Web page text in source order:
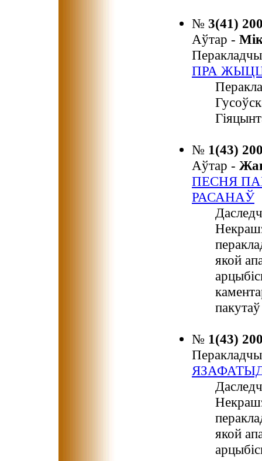
№ 3(41)
Аўтар -
ПРА
№ 1(43)
Аўтар -
ПЕСНЯ
РАСАНАЎ
якой
№ 1(43)
якой